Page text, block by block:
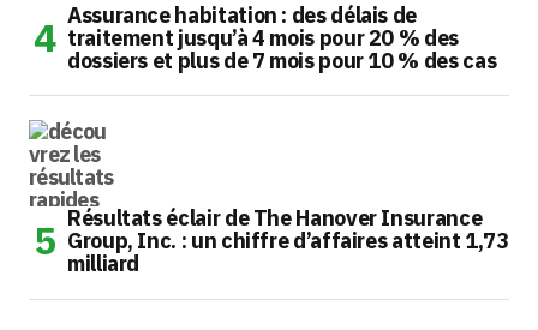
Assurance habitation : des délais de
traitement jusqu’à 4 mois pour 20 % des
dossiers et plus de 7 mois pour 10 % des cas
Résultats éclair de The Hanover Insurance
Group, Inc. : un chiffre d’affaires atteint 1,73
milliard